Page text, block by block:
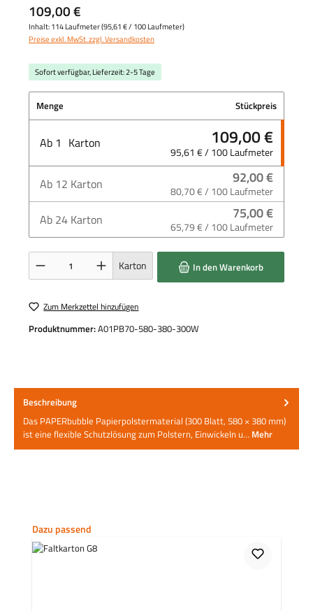
109,00 €
Inhalt:114 Laufmeter(95,61 €/ 100 Laufmeter)
Preise exkl. MwSt. zzgl. Versandkosten
Sofort verfügbar, Lieferzeit: 2-5 Tage
Menge Stückpreis
Ab 1 Karton 109,00 €
95,61 € / 100 Laufmeter
Ab 12 Karton 92,00 €
80,70 € / 100 Laufmeter
Ab 24 Karton 75,00 €
65,79 € / 100 Laufmeter
Produkt Anzahl: Gib den gewünschten Wert ein oder benutze die Schaltflächen um
Karton In den Warenkorb
Zum Merkzettel hinzufügen
Produktnummer:A01PB70-580-380-300W
Beschreibung
Das PAPERbubble Papierpolstermaterial (300 Blatt, 580 × 380 mm)
ist eine flexible Schutzlösung zum Polstern, Einwickeln u… Mehr
Produktgalerie überspringen
Dazu passend